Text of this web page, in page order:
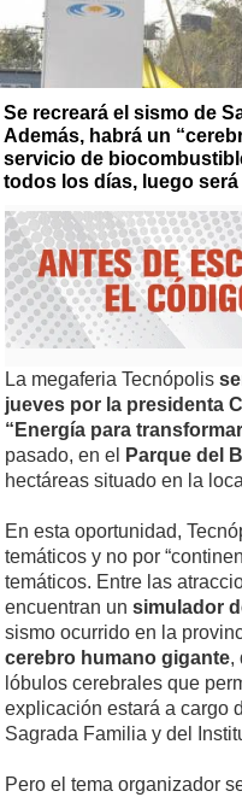
Se recreará el sismo de
Además, habrá un
servicio de
todos los días, luego
La megaferia Tecnópolis
jueves por la presidenta
“Energía para
pasado, en el
Parque del
hectáreas situado en la
En esta oportunidad,
temáticos y no por
temáticos. Entre las
encuentran un simulador
sismo ocurrido en la
cerebro humano gigante,
lóbulos cerebrales que
explicación estará a cargo
Sagrada Familia y del
Pero el tema organizador